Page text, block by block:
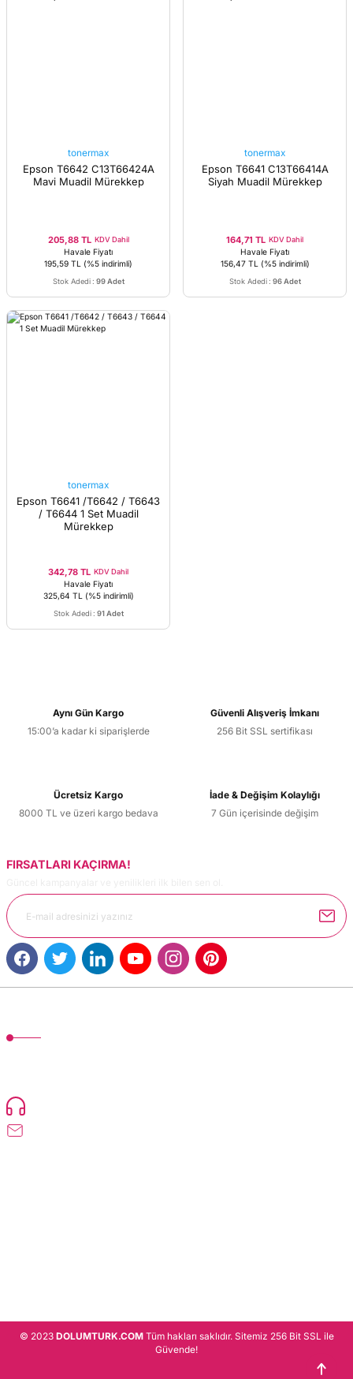
tonermax
Epson T6642 C13T66424A
Mavi Muadil Mürekkep
205,88 TL KDV Dahil
Havale Fiyatı
195,59 TL (%5 indirimli)
Stok Adedi : 99 Adet
tonermax
Epson T6641 C13T66414A
Siyah Muadil Mürekkep
164,71 TL KDV Dahil
Havale Fiyatı
156,47 TL
(%5 indirimli)
Stok Adedi : 96 Adet
tonermax
Epson T6641 /T6642 / T6643
/ T6644 1 Set Muadil
Mürekkep
342,78 TL KDV Dahil
Havale Fiyatı
325,64 TL
(%5 indirimli)
Stok Adedi : 91 Adet
Aynı Gün Kargo
15:00’a kadar ki siparişlerde
Güvenli Alışveriş İmkanı
256 Bit SSL sertifikası
Ücretsiz Kargo
8000 TL ve üzeri kargo bedava
İade & Değişim Kolaylığı
7 Gün içerisinde değişim
FIRSATLARI KAÇIRMA!
© 2023 DOLUMTURK.COMTüm hakları saklıdır. Sitemiz 256 Bit SSL ile
Güvende!